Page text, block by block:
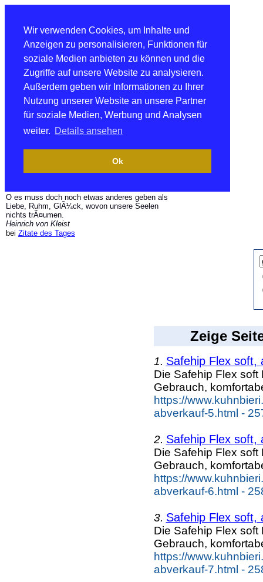
Wir verwenden Cookies, um Inhalte und
Anzeigen zu personalisieren, Funktionen für
soziale Medien anbieten zu können und die
Zugriffe auf unsere Website zu analysieren.
Außerdem geben wir Informationen zu Ihrer
Nutzung unserer Website an unsere Partner
für soziale Medien, Werbung und Analysen
weiter. Details ansehen
Ok
O es muss doch noch etwas anderes geben als
Liebe, Ruhm, GlÃ¼ck, wovon unsere Seelen
nichts trÃ¤umen.
Heinrich von Kleist
bei Zitate des Tages
Zeige
1. Safehip Flex soft,
Die Safehip Flex
Gebrauch,
https://
abverkauf-5.html -
2. Safehip Flex soft,
Die Safehip Flex
Gebrauch,
https://
abverkauf-6.html -
3. Safehip Flex soft,
Die Safehip Flex
Gebrauch,
https://
abverkauf-7.html -